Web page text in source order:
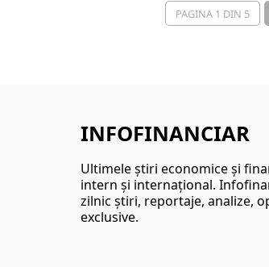
condus...
PAGINA 1 DIN 5
INFOFINANCIAR
Ultimele ştiri economice şi
intern şi internaţional.
zilnic ştiri, reportaje, analize,
exclusive.